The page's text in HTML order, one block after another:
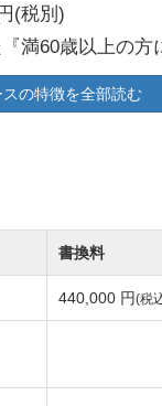
(税別)
満60歳以上の
）
円（税込
フライフ充実を
スの特徴を全部読む
書換料
440,000 円(税